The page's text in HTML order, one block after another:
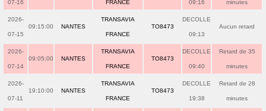
07-16 FRANCE 09:16 minutes
2026-
07-15
09:15:00 NANTES
TRANSAVIA
FRANCE
TO8473
DECOLLE
09:13
Aucun retard
2026-
07-14
09:05:00 NANTES
TRANSAVIA
FRANCE
TO8473
DECOLLE
09:40
Retard de 35
minutes
2026-
07-11
19:10:00 NANTES
TRANSAVIA
FRANCE
TO8473
DECOLLE
19:38
Retard de 28
minutes